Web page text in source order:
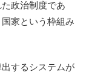
政治制度であ
家という枠組み
するシステムが